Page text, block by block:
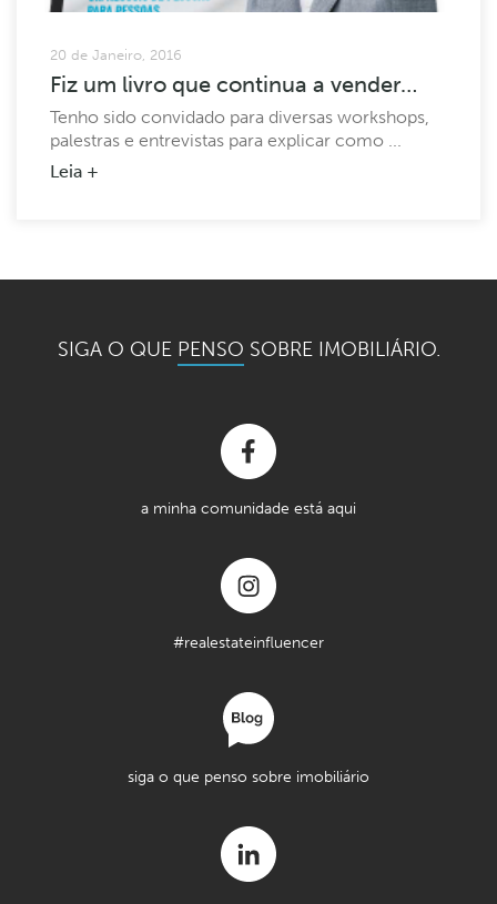
20 de Janeiro, 2016
Fiz um livro que continua a vender…
Tenho sido convidado para diversas workshops,
palestras e entrevistas para explicar como ...
Leia +
SIGA O QUE PENSO SOBRE IMOBILIÁRIO.
a minha comunidade está aqui
#realestateinfluencer
siga o que penso sobre imobiliário